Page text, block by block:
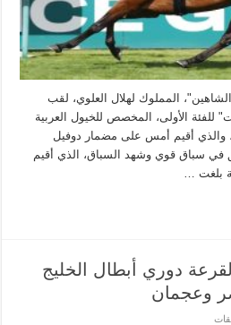
المملوك لهلال العلوي، لقب
الأولى، المخصص للخيول العربية
فما فوق، والذي أقيم أمس على مضمار دوفيل
سباق قوي وشهد السباق، الذي أقيم
دوري أبطال الخليج
وعجمان